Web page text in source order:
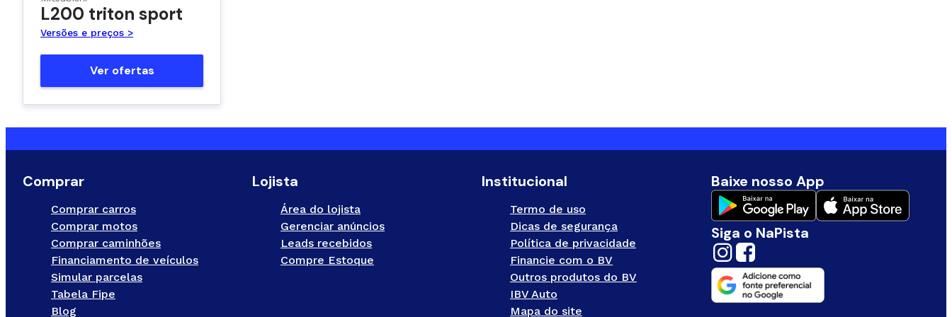
L200 triton sport
Versões e preços >
Ver ofertas
Comprar
Comprar carros
Comprar motos
Comprar caminhões
Financiamento de veículos
Simular parcelas
Tabela Fipe
Blog
Lojista
Área do lojista
Gerenciar anúncios
Leads recebidos
Compre Estoque
Institucional
Termo de uso
Dicas de segurança
Política de privacidade
Financie com o BV
Outros produtos do BV
IBV Auto
Mapa do site
Baixe nosso App
Siga o NaPista